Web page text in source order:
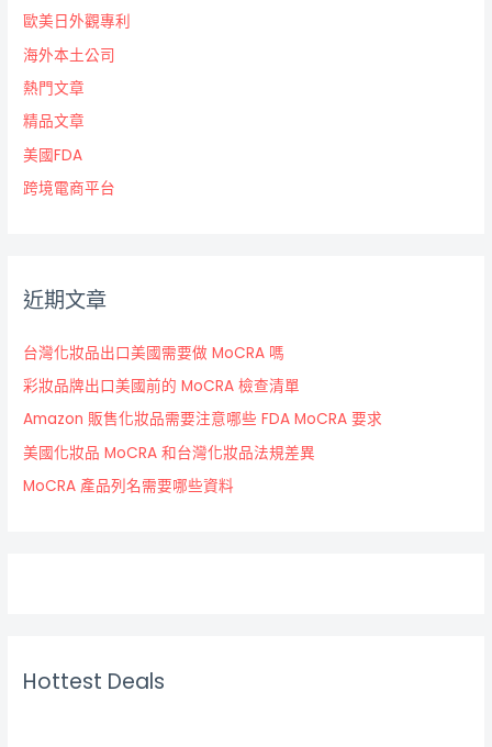
歐美日外觀專利
海外本土公司
熱門文章
精品文章
美國FDA
跨境電商平台
近期文章
台灣化妝品出口美國需要做 MoCRA 嗎
彩妝品牌出口美國前的 MoCRA 檢查清單
Amazon 販售化妝品需要注意哪些 FDA MoCRA 要求
美國化妝品 MoCRA 和台灣化妝品法規差異
MoCRA 產品列名需要哪些資料
Hottest Deals